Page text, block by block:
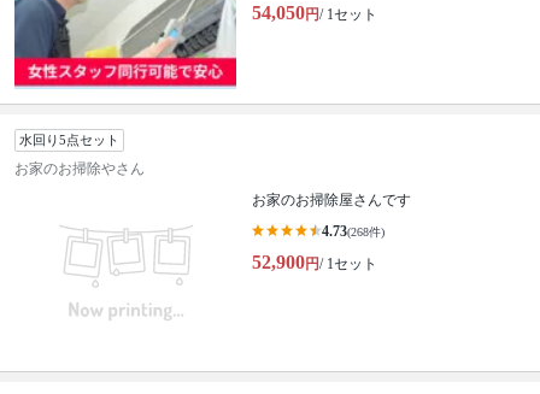
54,050円/ 1セット
水回り5点セット
お家のお掃除やさん
お家のお掃除屋さんです
4.73(268件)
52,900円/ 1セット